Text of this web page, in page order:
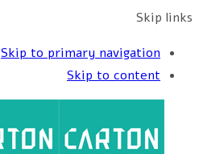
Skip links
Skip to primary navigation
Skip to content